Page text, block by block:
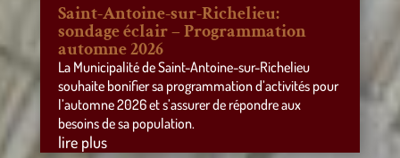
Saint-Antoine-sur-Richelieu:
sondage éclair – Programmation
automne 2026
La Municipalité de Saint-Antoine-sur-Richelieu
souhaite bonifier sa programmation d’activités pour
l’automne 2026 et s’assurer de répondre aux
besoins de sa population.
lire plus